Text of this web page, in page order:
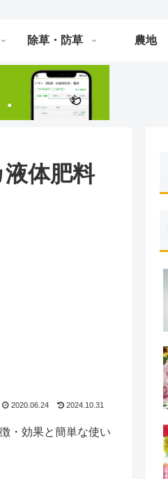
除草・防草 農地
体肥料
2020.06.24 2024.10.31
・効果と簡単な使い